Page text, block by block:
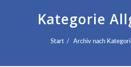
Kategorie
Start Archiv nach